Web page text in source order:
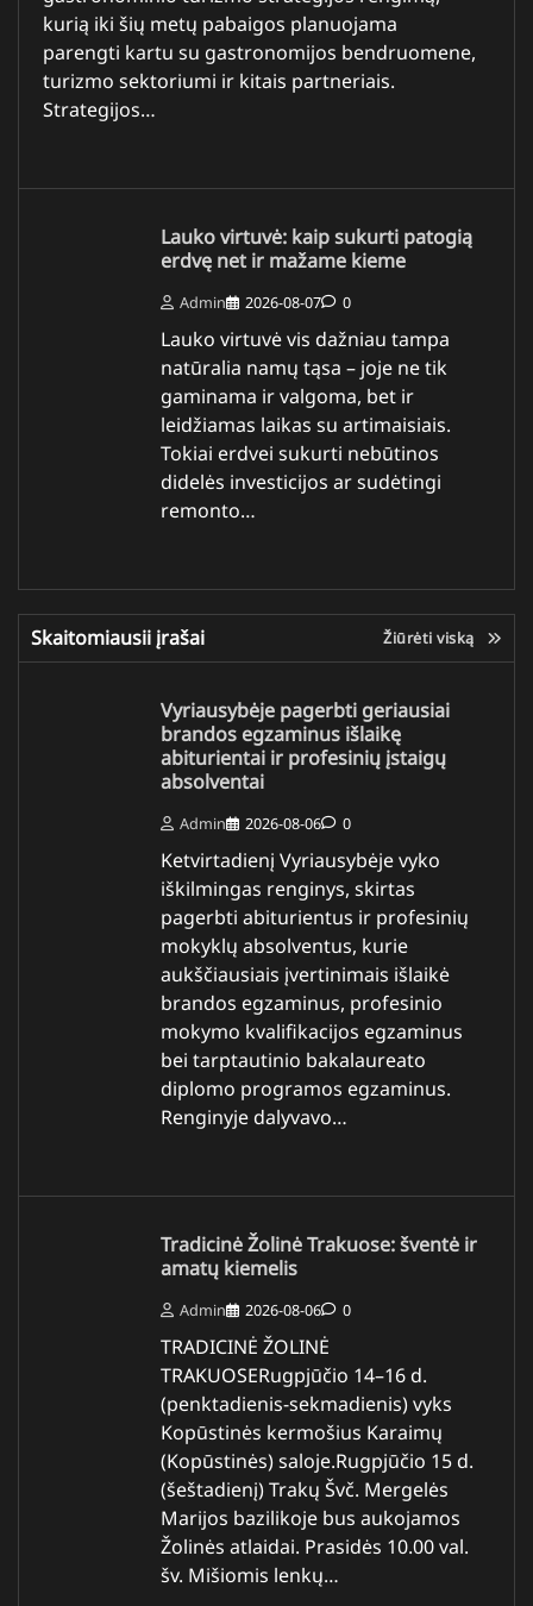
kurią iki šių metų pabaigos planuojama
parengti kartu su gastronomijos bendruomene,
turizmo sektoriumi ir kitais partneriais.
Strategijos…
Lauko virtuvė: kaip sukurti patogią
erdvę net ir mažame kieme
Admin 2026-08-07 0
Lauko virtuvė vis dažniau tampa
natūralia namų tąsa – joje ne tik
gaminama ir valgoma, bet ir
leidžiamas laikas su artimaisiais.
Tokiai erdvei sukurti nebūtinos
didelės investicijos ar sudėtingi
remonto…
Skaitomiausii įrašai Žiūrėti viską
Vyriausybėje pagerbti geriausiai
brandos egzaminus išlaikę
abiturientai ir profesinių įstaigų
absolventai
Admin 2026-08-06 0
Ketvirtadienį Vyriausybėje vyko
iškilmingas renginys, skirtas
pagerbti abiturientus ir profesinių
mokyklų absolventus, kurie
aukščiausiais įvertinimais išlaikė
brandos egzaminus, profesinio
mokymo kvalifikacijos egzaminus
bei tarptautinio bakalaureato
diplomo programos egzaminus.
Renginyje dalyvavo…
Tradicinė Žolinė Trakuose: šventė ir
amatų kiemelis
Admin 2026-08-06 0
TRADICINĖ ŽOLINĖ
TRAKUOSERugpjūčio 14–16 d.
(penktadienis-sekmadienis) vyks
Kopūstinės kermošius Karaimų
(Kopūstinės) saloje.Rugpjūčio 15 d.
(šeštadienį) Trakų Švč. Mergelės
Marijos bazilikoje bus aukojamos
Žolinės atlaidai. Prasidės 10.00 val.
šv. Mišiomis lenkų…